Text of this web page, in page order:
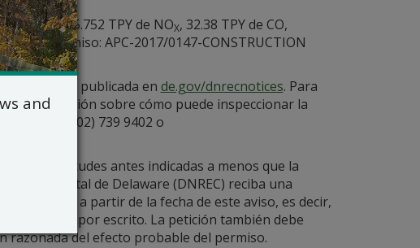
X
de 15.752 TPY de NOX, 32.38 TPY de CO,
el permiso: APC-2017/0147-CONSTRUCTION
está publicada en de.gov/dnrecnotices. Para
información sobre cómo puede inspeccionar la
al (302) 739 9402 o
las solicitudes antes indicadas a menos que la
Ambiental de Delaware (DNREC) reciba una
15 días a partir de la fecha de este aviso, es decir,
realizarse por escrito. La petición también debe
razonada del efecto probable del permiso.
and